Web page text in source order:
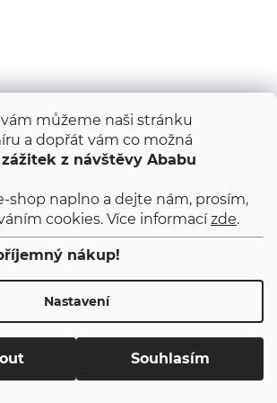
můžeme naši stránku
a dopřát vám co možná
z návštěvy Ababu
shop naplno a dejte nám, prosím,
cookies. Více informacízde.
nákup!
Nastavení
Souhlasím
/ Medvídek
DO KOŠÍKU
kluky a holky, na doma i do školky....